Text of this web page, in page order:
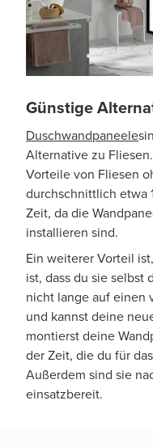
Günstige
Duschwandpaneele
Alternative zu
Vorteile von Fliesen
durchschnittlich etwa
Zeit, da die
installieren sind.
Ein weiterer Vorteil
ist, dass du sie selbst
nicht lange auf einen
und kannst deine
montierst deine
der Zeit, die du für
Außerdem sind sie
einsatzbereit.